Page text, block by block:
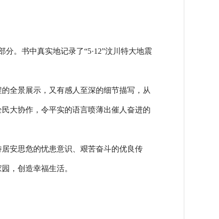
。书中真实地记录了“5·12”汶川特大地震
全景展示，又有感人至深的细节描写，从
大协作，令平实的语言喷薄出催人奋进的
安思危的忧患意识、艰苦奋斗的优良传
，创造幸福生活。